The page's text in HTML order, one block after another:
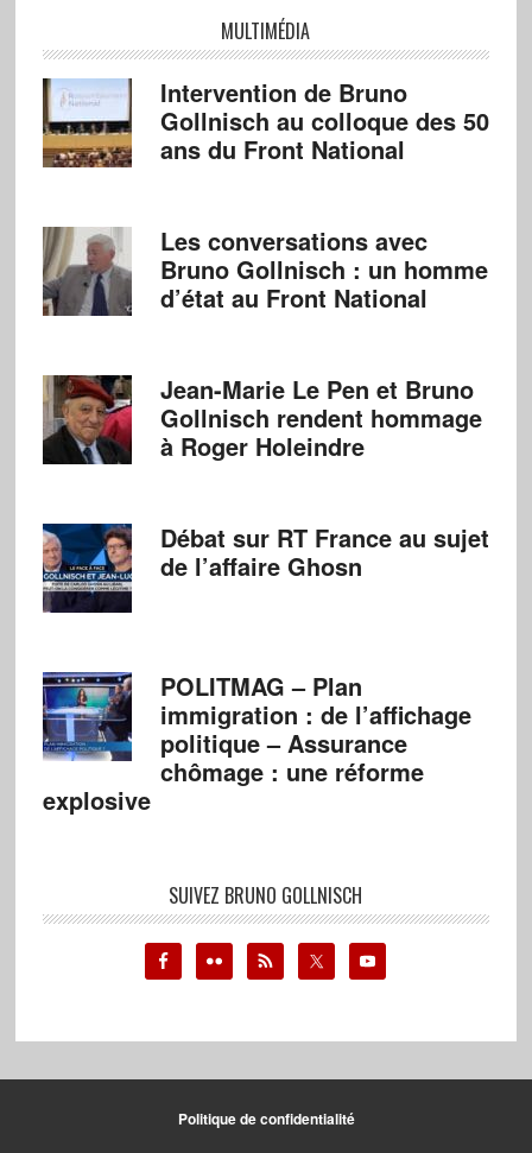
MULTIMÉDIA
Intervention de Bruno
Gollnisch au colloque des 50
ans du Front National
Les conversations avec
Bruno Gollnisch : un homme
d’état au Front National
Jean-Marie Le Pen et Bruno
Gollnisch rendent hommage
à Roger Holeindre
Débat sur RT France au sujet
de l’affaire Ghosn
POLITMAG – Plan
immigration : de l’affichage
politique – Assurance
chômage : une réforme
explosive
SUIVEZ BRUNO GOLLNISCH
Politique de confidentialité